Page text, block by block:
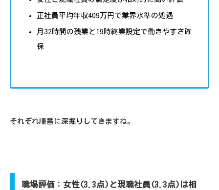
正社員平均年収409万円で業界水準の処遇
月32時間の残業と19時終業設定で働きやすさ確
保
それぞれ順番に深掘りしてきますね。
職場評価：女性(3.3点)と現職社員(3.3点)は相